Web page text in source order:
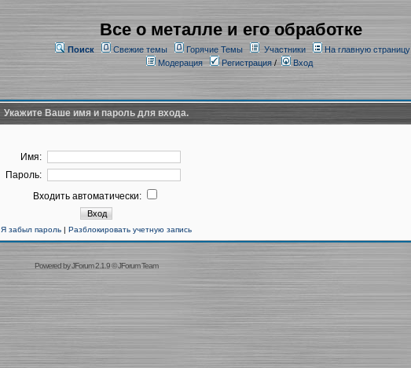
Все о металле и его обработке
Поиск Свежие темы Горячие Темы Участники
На главную страницу
Модерация
Регистрация/ Вход
Укажите Ваше имя и пароль для входа.
Имя:
Пароль:
Входить автоматически:
Я забыл пароль| Разблокировать учетную запись
Powered byJForum 2.1.9©JForum Team